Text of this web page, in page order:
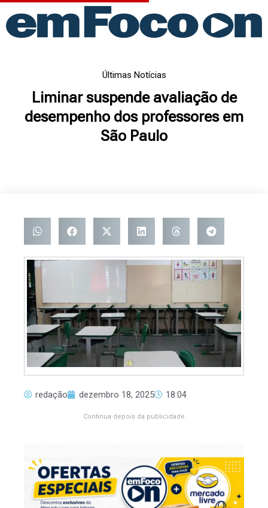
para
Últimas Notícias
Liminar suspende avaliação de
desempenho dos professores em
São Paulo
redação dezembro 18, 2025 18:04
Continua depois da publicidade